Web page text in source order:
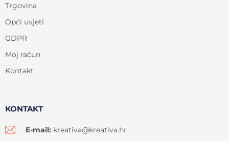
Trgovina
Opći uvjeti
GDPR
Moj račun
Kontakt
KONTAKT
E-mail: kreativa@kreativa.hr